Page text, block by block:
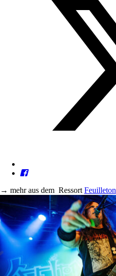
→ mehr aus dem Ressort Feuilleton